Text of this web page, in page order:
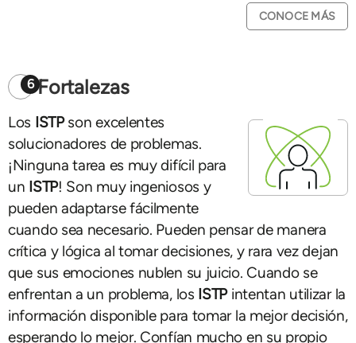
CONOCE MÁS
6 Fortalezas
Los ISTPson excelentes
solucionadores de problemas.
¡Ninguna tarea es muy difícil para
un ISTP! Son muy ingeniosos y
pueden adaptarse fácilmente
cuando sea necesario. Pueden pensar de manera
crítica y lógica al tomar decisiones, y rara vez dejan
que sus emociones nublen su juicio. Cuando se
enfrentan a un problema, los ISTP intentan utilizar la
información disponible para tomar la mejor decisión,
esperando lo mejor. Confían mucho en su propio